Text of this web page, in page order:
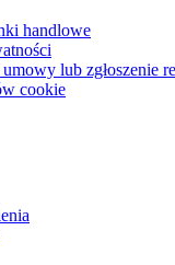
handlowe
lub zgłoszenie
cookie